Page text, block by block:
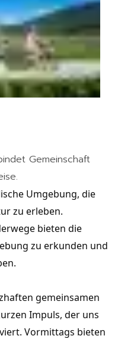
Gemeinschaft
Umgebung, die
zu erleben.
bieten die
zu erkunden und
gemeinsamen
Impuls, der uns
Vormittags bieten